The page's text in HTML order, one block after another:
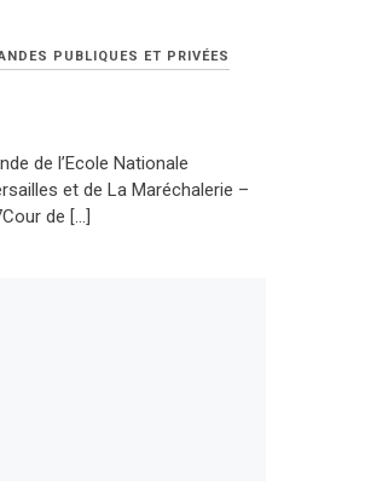
PUBLIQUES ET PRIVÉES
de l’Ecole Nationale
et de La Maréchalerie –
de […]